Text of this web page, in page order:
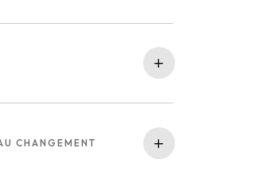
CHANGEMENT